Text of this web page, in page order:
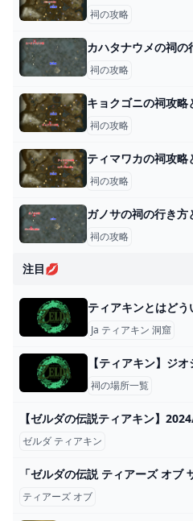
祠の攻略
カハタナウメの祠の
祠の攻略
キョクゴニの祠攻略
祠の攻略
ティマワカの祠攻略
祠の攻略
ガノサの祠の行き方
祠の攻略
注目💋
ティアキンとはどう
Ja ティアキン 洞窟
祠の場所一覧
ゼルダ ティアキン
ティアーズ オブ